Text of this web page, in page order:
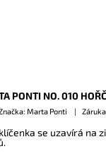
PONTI NO. 010
Marta Ponti
se uzavírá na